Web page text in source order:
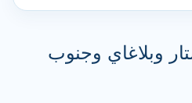
6: موستار وبلاغاي وجنوب